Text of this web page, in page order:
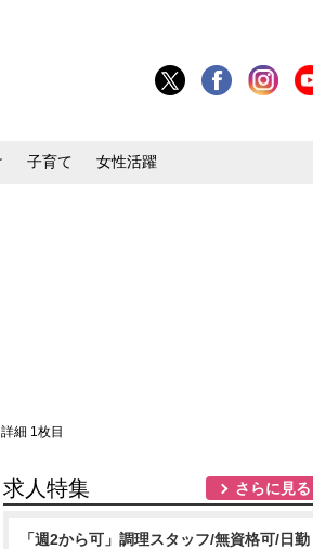
子育て 女性活躍
細 1枚目
求人特集 さらに見る
「週2から可」調理スタッフ/無資格可/日勤